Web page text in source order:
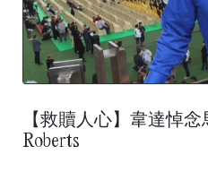
【救贖人心】韋達悼
Roberts